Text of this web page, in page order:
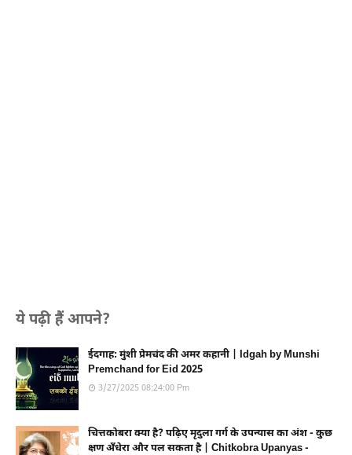
ये पढ़ी हैं आपने?
ईदगाह: मुंशी प्रेमचंद की अमर कहानी | Idgah by Munshi
Premchand for Eid 2025
3/27/2025 08:24:00 Pm
चित्तकोबरा क्या है? पढ़िए मृदुला गर्ग के उपन्यास का अंश - कुछ
क्षण अँधेरा और पल सकता है | Chitkobra Upanyas -